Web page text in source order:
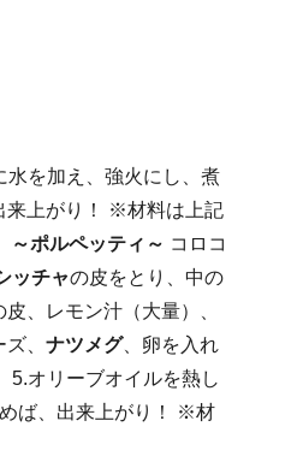
水を加え、強火にし、煮
来上がり！ ※材料は上記
～ポルペッティ～ コロコ
ッチャの皮をとり、中の
皮、レモン汁（大量）、
、 ナツメグ、卵を入れ
5.オリーブオイルを熱し
ば、出来上がり！ ※材